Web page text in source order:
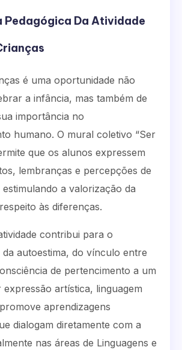
Da Atividade
é uma oportunidade não
a infância, mas também de
importância no
humano. O mural coletivo “Ser
que os alunos expressem
lembranças e percepções de
a valorização da
às diferenças.
contribui para o
autoestima, do vínculo entre
de pertencimento a um
artística, linguagem
aprendizagens
dialogam diretamente com a
nas áreas de Linguagens e